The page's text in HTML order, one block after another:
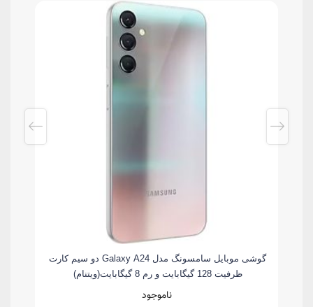
گوشی موبایل سامسونگ مدل Galaxy A24 دو سیم کارت
ظرفیت 128 گیگابایت و رم 8 گیگابایت(ویتنام)
ناموجود